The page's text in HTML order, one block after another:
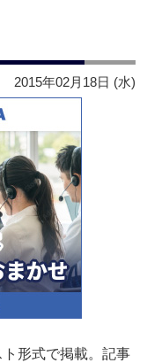
2015年02月18日 (水)
ト形式で掲載。記事